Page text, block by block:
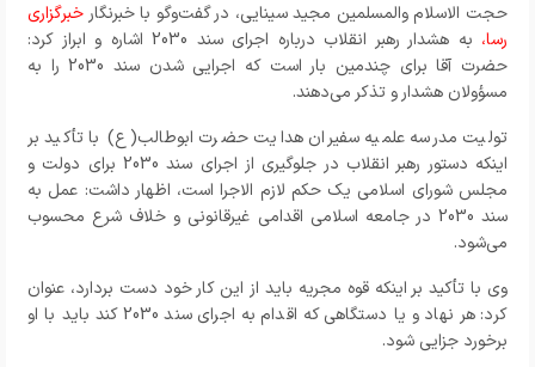
حجت الاسلام والمسلمین مجید سینایی، در گفت‌وگو با خبرنگار خبرگزاری
رسا،
به هشدار رهبر انقلاب درباره اجرای سند 2030 اشاره و ابراز کرد:
حضرت آقا برای چندمین بار است که اجرایی شدن سند 2030 را به
مسؤولان هشدار و تذکر می‌دهند.
تولیت مدرسه علمیه سفیران هدایت حضرت ابوطالب(ع) با تأکید بر
اینکه دستور رهبر انقلاب در جلوگیری از اجرای سند 2030 برای دولت و
مجلس شورای اسلامی یک حکم لازم الاجرا است، اظهار داشت: عمل به
سند 2030 در جامعه اسلامی اقدامی غیرقانونی و خلاف شرع محسوب
می‌شود.
وی با تأکید بر اینکه قوه مجریه باید از این کار خود دست بردارد، عنوان
کرد: هر نهاد و یا دستگاهی که اقدام به اجرای سند 2030 کند باید با او
برخورد جزایی شود.